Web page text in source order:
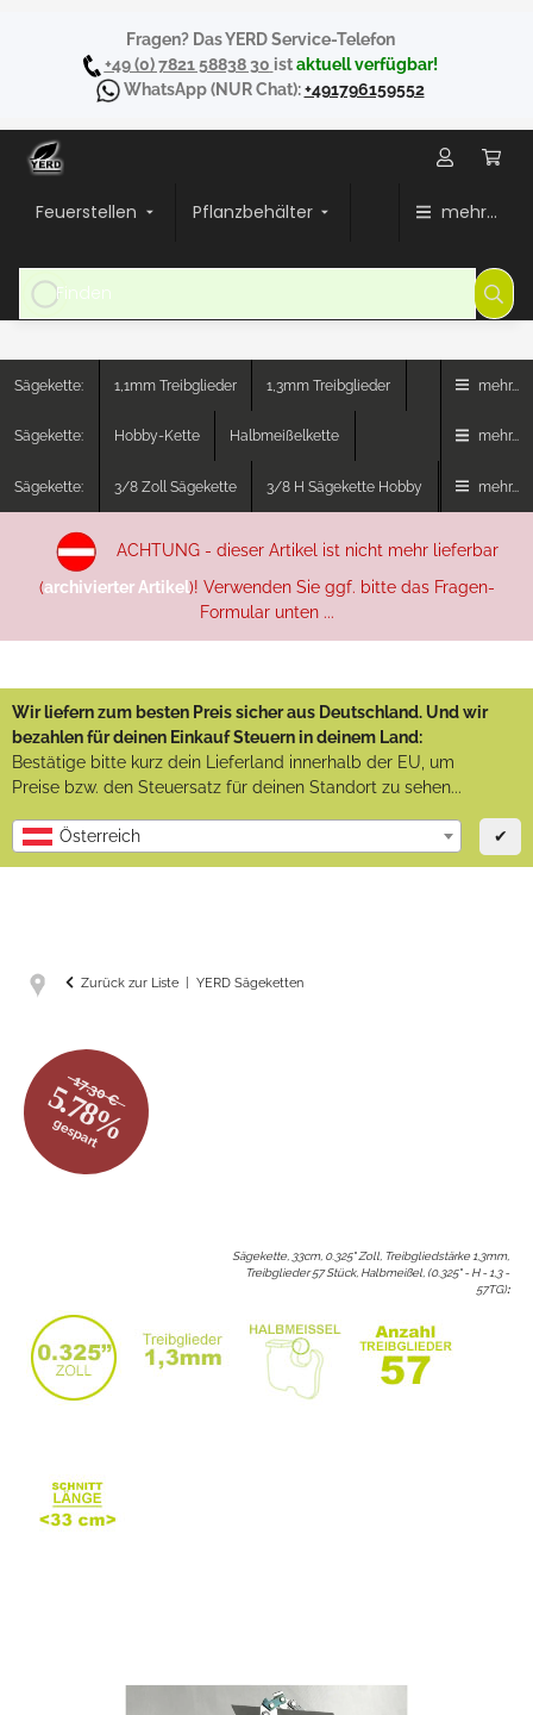
Fragen? Das YERD Service-Telefon
+49 (0) 7821 58838 30 istaktuell verfügbar!
WhatsApp(NUR Chat):+491796159552
Feuerstellen Pflanzbehälter mehr...
Sägekette: 1,1mm Treibglieder 1,3mm Treibglieder mehr...
Sägekette: Hobby-Kette Halbmeißelkette mehr...
Sägekette: 3/8 Zoll Sägekette 3/8 H Sägekette Hobby mehr...
ACHTUNG - dieser Artikel ist nicht mehr lieferbar
(archivierter Artikel)! Verwenden Sie ggf. bitte das Fragen-
Formular unten ...
Wir liefern zum besten Preis sicher aus Deutschland. Und wir
bezahlen für deinen Einkauf Steuern in deinem Land:
Bestätige bitte kurz dein Lieferland innerhalb der EU, um
Preise bzw. den Steuersatz für deinen Standort zu sehen...
Österreich ✔
Zurück zur Liste YERD Sägeketten
17.30 €
5.78%
gespart
Sägekette, 33cm, 0.325" Zoll, Treibgliedstärke 1,3mm,
Treibglieder 57 Stück, Halbmeißel, (0.325" - H - 1,3 -
57TG):